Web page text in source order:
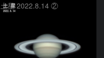
土星 2022.8.14 ②